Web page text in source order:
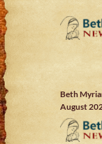
Beth
August